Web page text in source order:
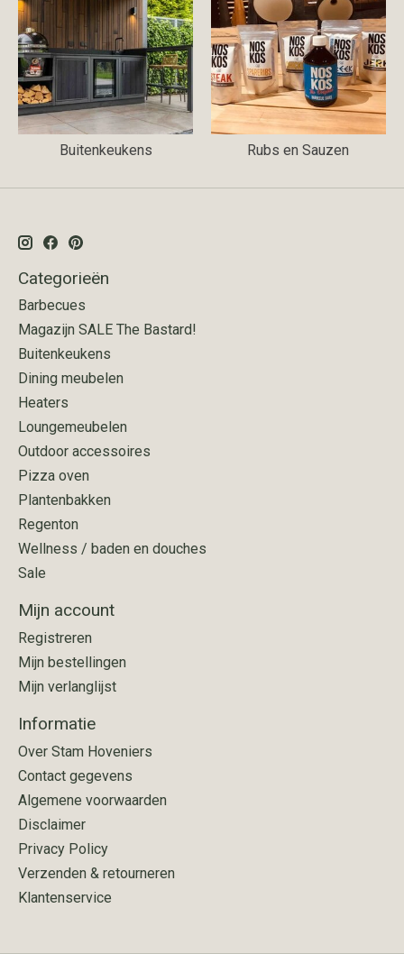
Buitenkeukens Rubs en Sauzen
Categorieën
Barbecues
Magazijn SALE The Bastard!
Buitenkeukens
Dining meubelen
Heaters
Loungemeubelen
Outdoor accessoires
Pizza oven
Plantenbakken
Regenton
Wellness / baden en douches
Sale
Mijn account
Registreren
Mijn bestellingen
Mijn verlanglijst
Informatie
Over Stam Hoveniers
Contact gegevens
Algemene voorwaarden
Disclaimer
Privacy Policy
Verzenden & retourneren
Klantenservice